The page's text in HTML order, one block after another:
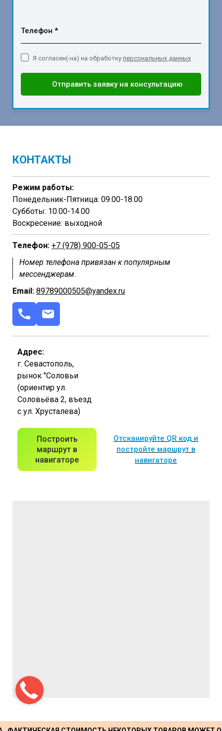
Телефон *
Отправить заявку на консультацию
Я согласен(-на) на обработку персональных данных
КОНТАКТЫ
Режим работы:
Понедельник-Пятница: 09.00-18.00
Субботы: 10.00-14.00
Воскресение: выходной
Телефон: +7 (978) 900-05-05
Номер телефона привязан к популярным
мессенджерам.
Email: 89789000505@yandex.ru
Адрес:
г. Севастополь,
рынок "Соловьи
(ориентир ул.
Соловьёва 2, въезд
с ул. Хрусталева)
Построить
маршрут в
навигаторе
Отсканируйте QR код и
постройте маршрут в
навигаторе